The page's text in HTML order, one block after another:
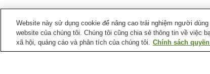
Ga xe lửa tại Thành phố Takaishi
Website này sử dụng cookie để nâng cao trải nghiệm người
website của chúng tôi. Chúng tôi cũng chia sẻ thông tin về việc
xã hội, quảng cáo và phân tích của chúng tôi. Chính sách